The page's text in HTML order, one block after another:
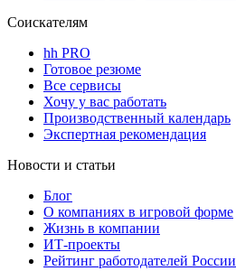
Соискателям
hh PRO
Готовое резюме
Все сервисы
Хочу у вас работать
Производственный календарь
Экспертная рекомендация
Новости и статьи
Блог
О компаниях в игровой форме
Жизнь в компании
ИТ-проекты
Рейтинг работодателей России